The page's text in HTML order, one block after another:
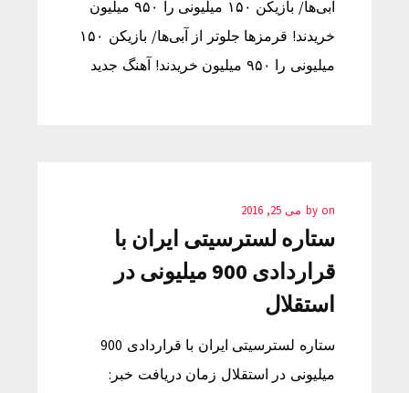
آبی‌ها/ بازیکن ۱۵۰ میلیونی را ۹۵۰ میلیون
خریدند! قرمزها جلوتر از آبی‌ها/ بازیکن ۱۵۰
میلیونی را ۹۵۰ میلیون خریدند! آهنگ جدید
by on می 25, 2016
ستاره لسترسیتی ایران با
قراردادی 900 میلیونی در
استقلال
ستاره لسترسیتی ایران با قراردادی 900
میلیونی در استقلال زمان دریافت خبر: